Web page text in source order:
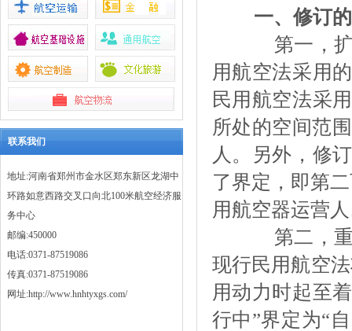
联系我们
地址:河南省郑州市金水区郑东新区龙湖中
环路如意西路交叉口向北100米航空经济服
务中心
邮编:450000
电话:0371-87519086
传真:0371-87519086
网址:http://www.hnhtyxgs.com/
一、修订
第一，扩
用航空法采用
民用航空法采
所处的空间范
人。另外，修
了界定，即第
用航空器运营
第二，重
现行民用航空
用动力时起至
行中”界定为“